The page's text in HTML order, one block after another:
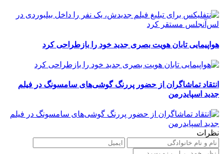
هواپیمایی تابان هویت بصری جدید خود را بازطراحی کرد
انتقاد تماشاگران از حضور پررنگ گوشی‌های سامسونگ در فیلم
جدید اسپایدرمن
نظرات